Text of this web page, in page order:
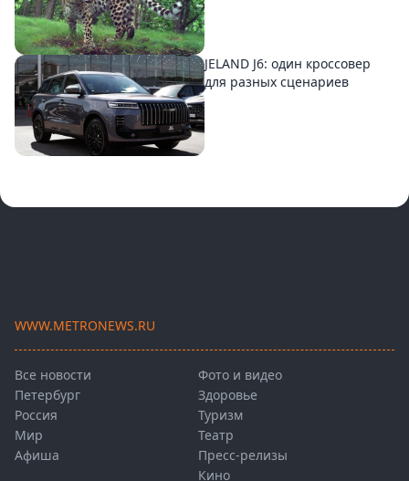
JELAND J6: один кроссовер
для разных сценариев
WWW.METRONEWS.RU
Все новости
Петербург
Россия
Мир
Афиша
Фото и видео
Здоровье
Туризм
Театр
Пресс-релизы
Кино